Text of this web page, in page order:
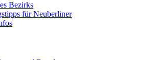
Bezirks
für Neuberliner